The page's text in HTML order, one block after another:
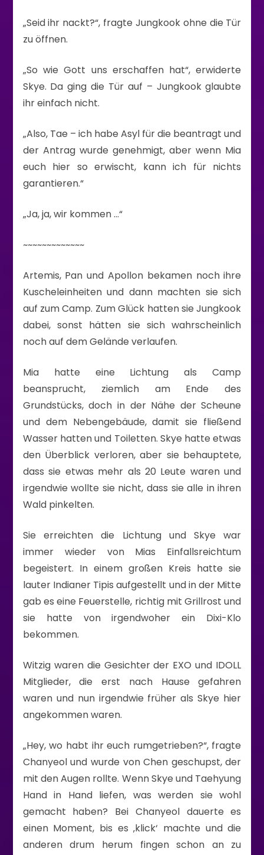
„Seid ihr nackt?“, fragte Jungkook ohne die Tür
zu öffnen.
„So wie Gott uns erschaffen hat“, erwiderte
Skye. Da ging die Tür auf – Jungkook glaubte
ihr einfach nicht.
„Also, Tae – ich habe Asyl für die beantragt und
der Antrag wurde genehmigt, aber wenn Mia
euch hier so erwischt, kann ich für nichts
garantieren.“
„Ja, ja, wir kommen …“
~~~~~~~~~~~~~
Artemis, Pan und Apollon bekamen noch ihre
Kuscheleinheiten und dann machten sie sich
auf zum Camp. Zum Glück hatten sie Jungkook
dabei, sonst hätten sie sich wahrscheinlich
noch auf dem Gelände verlaufen.
Mia hatte eine Lichtung als Camp
beansprucht, ziemlich am Ende des
Grundstücks, doch in der Nähe der Scheune
und dem Nebengebäude, damit sie fließend
Wasser hatten und Toiletten. Skye hatte etwas
den Überblick verloren, aber sie behauptete,
dass sie etwas mehr als 20 Leute waren und
irgendwie wollte sie nicht, dass sie alle in ihren
Wald pinkelten.
Sie erreichten die Lichtung und Skye war
immer wieder von Mias Einfallsreichtum
begeistert. In einem großen Kreis hatte sie
lauter Indianer Tipis aufgestellt und in der Mitte
gab es eine Feuerstelle, richtig mit Grillrost und
sie hatte von irgendwoher ein Dixi-Klo
bekommen.
Witzig waren die Gesichter der EXO und IDOLL
Mitglieder, die erst nach Hause gefahren
waren und nun irgendwie früher als Skye hier
angekommen waren.
„Hey, wo habt ihr euch rumgetrieben?“, fragte
Chanyeol und wurde von Chen geschupst, der
mit den Augen rollte. Wenn Skye und Taehyung
Hand in Hand liefen, was werden sie wohl
gemacht haben? Bei Chanyeol dauerte es
einen Moment, bis es ‚klick‘ machte und die
anderen drum herum fingen schon an zu